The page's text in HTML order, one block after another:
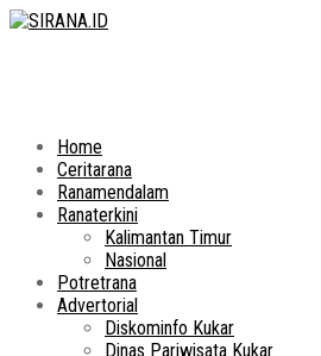
Home
Ceritarana
Ranamendalam
Ranaterkini
Kalimantan Timur
Nasional
Potretrana
Advertorial
Diskominfo Kukar
Dinas Pariwisata Kukar